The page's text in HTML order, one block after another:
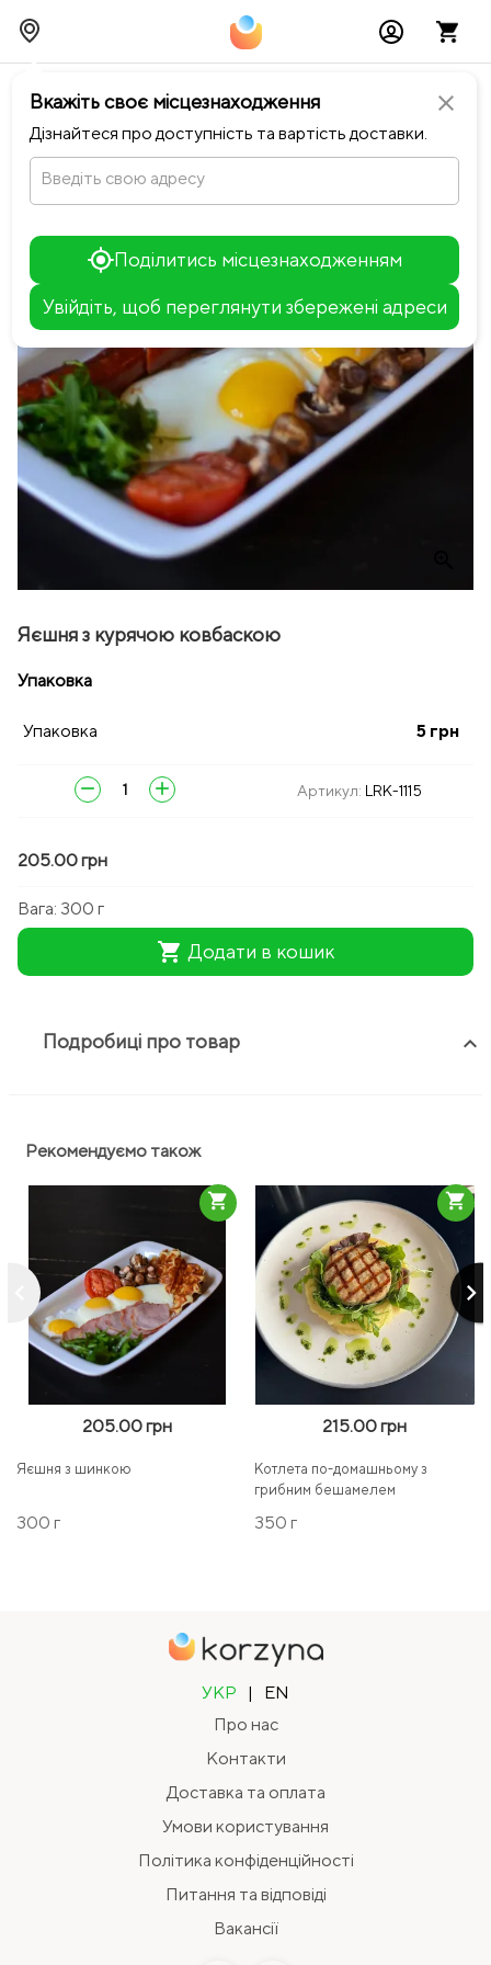
close
Вкажіть своє місцезнаходження
Дізнайтеся про доступність та вартість доставки.
Введіть свою адресу
Поділитись місцезнаходженням
Увійдіть, щоб переглянути збережені адреси
+
−
chevron_leftПовернутися до Le Rock
Яєшня з курячою ковбаскою
Упаковка
Упаковка 5 грн
remove add Артикул: LRK-1115
205.00 грн
Вага: 300 г
shopping_cart Додати в кошик
Подробиці про товар keyboard_arrow_up
Рекомендуємо також
keyboard_arrow_right
205.00 грн
Яєшня з шинкою
300 г
shopping_cart
215.00 грн
Котлета по-домашньому з
грибним бешамелем
350 г
shopping_cart
УКР |
EN
Про нас
Контакти
Доставка та оплата
Умови користування
Політика конфіденційності
Питання та відповіді
Вакансії